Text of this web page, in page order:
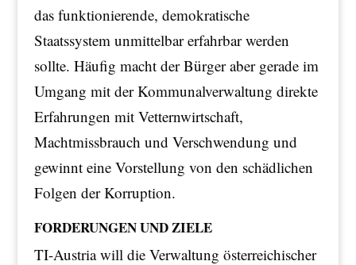
das funktionierende, demokratische
Staatssystem unmittelbar erfahrbar werden
sollte. Häufig macht der Bürger aber gerade im
Umgang mit der Kommunalverwaltung direkte
Erfahrungen mit Vetternwirtschaft,
Machtmissbrauch und Verschwendung und
gewinnt eine Vorstellung von den schädlichen
Folgen der Korruption.
FORDERUNGEN UND ZIELE
TI-Austria will die Verwaltung österreichischer